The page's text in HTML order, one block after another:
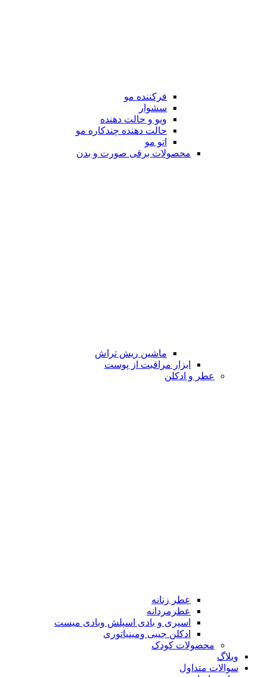
فرکننده مو
سشوار
ویو و حالت دهنده
حالت دهنده چندکاره مو
اتو مو
محصولات برقی صورت و بدن
ماشین ریش تراش
ابزار مراقبت از پوست
عطر و ادکلن
عطر زنانه
عطرمردانه
اسپری و بادی اسپلش وبادی میست
ادکلن جیبی ومینیاتوری
محصولات کودک
وبلاگ
سوالات متداول